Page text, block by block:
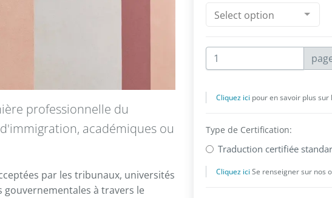
professionnelle du
académiques ou
par les tribunaux, universités
à travers le